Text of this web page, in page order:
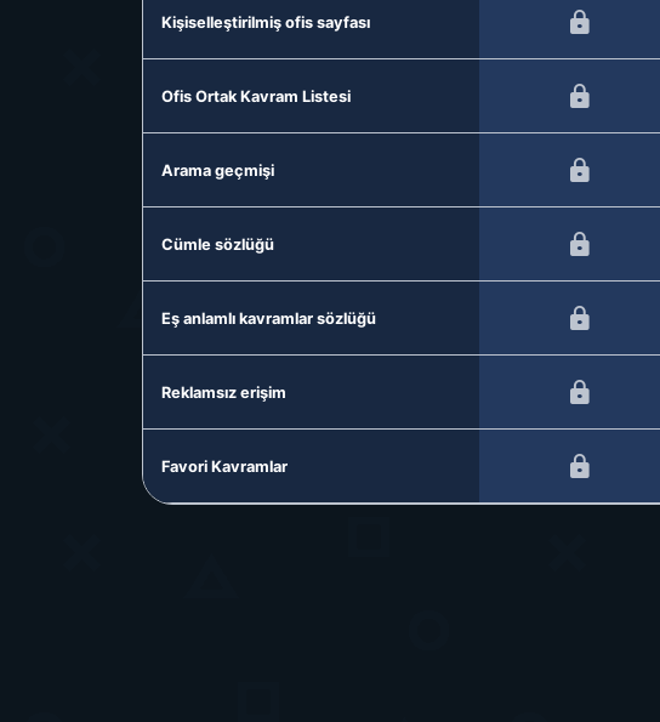
Kişiselleştirilmiş ofis sayfası
Ofis Ortak Kavram Listesi
Arama geçmişi
Cümle sözlüğü
Eş anlamlı kavramlar sözlüğü
Reklamsız erişim
Favori Kavramlar